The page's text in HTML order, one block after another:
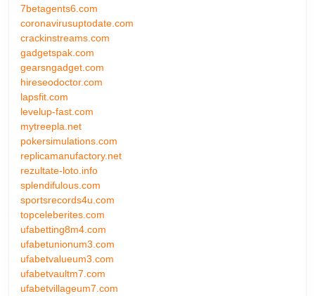
7betagents6.com
coronavirusuptodate.com
crackinstreams.com
gadgetspak.com
gearsngadget.com
hireseodoctor.com
lapsfit.com
levelup-fast.com
mytreepla.net
pokersimulations.com
replicamanufactory.net
rezultate-loto.info
splendifulous.com
sportsrecords4u.com
topceleberites.com
ufabetting8m4.com
ufabetunionum3.com
ufabetvalueum3.com
ufabetvaultm7.com
ufabetvillageum7.com